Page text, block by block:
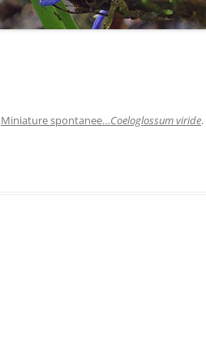
Miniature spontanee…Coeloglossum viride.